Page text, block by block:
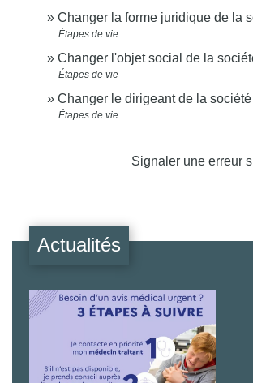
Changer la forme juridique de la
Étapes de vie
Changer l'objet social de la
Étapes de vie
Changer le dirigeant de la société
Étapes de vie
Signaler une erreur
Actualités